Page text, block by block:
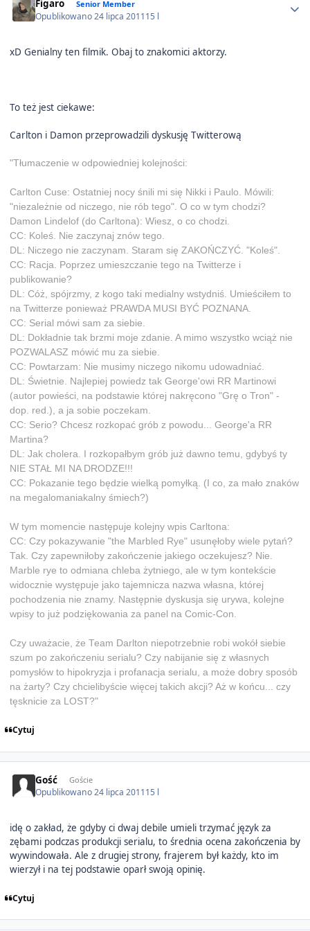
Figaro Senior Member
Opublikowano24 lipca 201115 l
xD Genialny ten filmik. Obaj to znakomici aktorzy.
To też jest ciekawe:
Carlton i Damon przeprowadzili dyskusję Twitterową
"Tłumaczenie w odpowiedniej kolejności:
Carlton Cuse: Ostatniej nocy śnili mi się Nikki i Paulo. Mówili:
"niezależnie od niczego, nie rób tego". O co w tym chodzi?
Damon Lindelof (do Carltona): Wiesz, o co chodzi.
CC: Koleś. Nie zaczynaj znów tego.
DL: Niczego nie zaczynam. Staram się ZAKOŃCZYĆ. "Koleś".
CC: Racja. Poprzez umieszczanie tego na Twitterze i
publikowanie?
DL: Cóż, spójrzmy, z kogo taki medialny wstydniś. Umieściłem to
na Twitterze ponieważ PRAWDA MUSI BYĆ POZNANA.
CC: Serial mówi sam za siebie.
DL: Dokładnie tak brzmi moje zdanie. A mimo wszystko wciąż nie
POZWALASZ mówić mu za siebie.
CC: Powtarzam: Nie musimy niczego nikomu udowadniać.
DL: Świetnie. Najlepiej powiedz tak George'owi RR Martinowi
(autor powieści, na podstawie której nakręcono "Grę o Tron" -
dop. red.), a ja sobie poczekam.
CC: Serio? Chcesz rozkopać grób z powodu... George'a RR
Martina?
DL: Jak cholera. I rozkopałbym grób już dawno temu, gdybyś ty
NIE STAŁ MI NA DRODZE!!!
CC: Pokazanie tego będzie wielką pomyłką. (I co, za mało znaków
na megalomaniakalny śmiech?)
W tym momencie następuje kolejny wpis Carltona:
CC: Czy pokazywanie "the Marbled Rye" usunęłoby wiele pytań?
Tak. Czy zapewniłoby zakończenie jakiego oczekujesz? Nie.
Marble rye to odmiana chleba żytniego, ale w tym kontekście
widocznie występuje jako tajemnicza nazwa własna, której
pochodzenia nie znamy. Następnie dyskusja się urywa, kolejne
wpisy to już podziękowania za panel na Comic-Con.
Czy uważacie, że Team Darlton niepotrzebnie robi wokół siebie
szum po zakończeniu serialu? Czy nabijanie się z własnych
pomysłów to hipokryzja i profanacja serialu, a może dobry sposób
na żarty? Czy chcielibyście więcej takich akcji? Aż w końcu... czy
tęsknicie za LOST?"
Cytuj
Gość Goście
Opublikowano24 lipca 201115 l
idę o zakład, że gdyby ci dwaj debile umieli trzymać język za
zębami podczas produkcji serialu, to średnia ocena zakończenia by
wywindowała. Ale z drugiej strony, frajerem był każdy, kto im
wierzył i na tej podstawie oparł swoją opinię.
Cytuj